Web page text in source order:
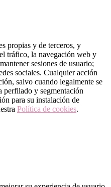
propias y de terceros, y
tráfico, la navegación web y
sesiones de usuario;
sociales. Cualquier acción
salvo cuando legalmente se
perfilado y segmentación
para su instalación de
Política de cookies.